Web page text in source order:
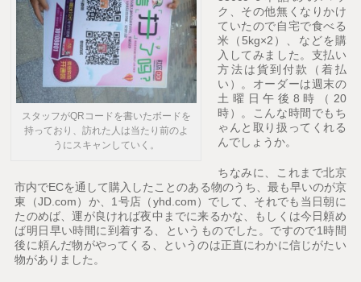
スタッフがQRコードを書いたボードを
持っており、訪れた人は当たり前のよ
うにスキャンしていく。
ク、その他無くなりかけ
ていたので自宅で食べる
米（5kg×2）、などを購
入してみました。支払い
方法は貨到付款（着払
い）。オーダーは週末の
土曜日午後8時（20
時）。こんな時間でもち
ゃんと取り扱ってくれる
んでしょうか。
ちなみに、これまで北京
市内でECを通して購入したことのある物のうち、最も早いのが京
東（JD.com）か、1号店（yhd.com）でして、それでも当日朝に
たのめば、運が良ければ夜中までに来るかな、もしくは今日頼め
ば明日早い時間に到着する、というものでした。ですので1時間
後に頼んだ物がやってくる、というのは正直にわかに信じがたい
物がありました。